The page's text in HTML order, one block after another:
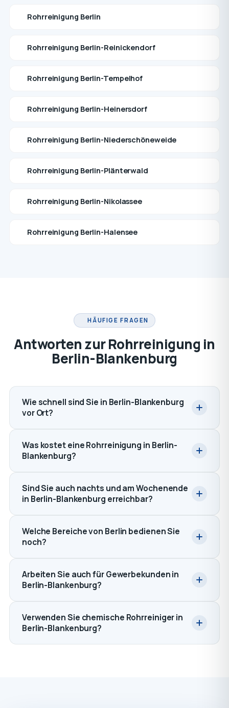
Rohrreinigung Berlin
Rohrreinigung Berlin-Reinickendorf
Rohrreinigung Berlin-Tempelhof
Rohrreinigung Berlin-Heinersdorf
Rohrreinigung Berlin-Niederschöneweide
Rohrreinigung Berlin-Plänterwald
Rohrreinigung Berlin-Nikolassee
Rohrreinigung Berlin-Halensee
HÄUFIGE FRAGEN
Antworten zur Rohrreinigung in
Berlin-Blankenburg
Wie schnell sind Sie in Berlin-Blankenburg
vor Ort?
Was kostet eine Rohrreinigung in Berlin-
Blankenburg?
Sind Sie auch nachts und am Wochenende
in Berlin-Blankenburg erreichbar?
Welche Bereiche von Berlin bedienen Sie
noch?
Arbeiten Sie auch für Gewerbekunden in
Berlin-Blankenburg?
Verwenden Sie chemische Rohrreiniger in
Berlin-Blankenburg?